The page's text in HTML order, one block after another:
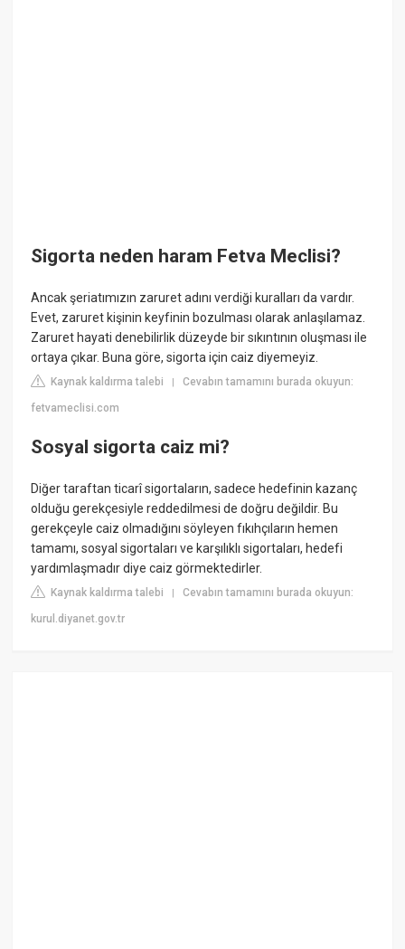
Sigorta neden haram Fetva Meclisi?
Ancak şeriatımızın zaruret adını verdiği kuralları da vardır.
Evet, zaruret kişinin keyfinin bozulması olarak anlaşılamaz.
Zaruret hayati denebilirlik düzeyde bir sıkıntının oluşması ile
ortaya çıkar. Buna göre, sigorta için caiz diyemeyiz.
Kaynak kaldırma talebi |Cevabın tamamını burada okuyun:
fetvameclisi.com
Sosyal sigorta caiz mi?
Diğer taraftan ticarî sigortaların, sadece hedefinin kazanç
olduğu gerekçesiyle reddedilmesi de doğru değildir. Bu
gerekçeyle caiz olmadığını söyleyen fıkıhçıların hemen
tamamı, sosyal sigortaları ve karşılıklı sigortaları, hedefi
yardımlaşmadır diye caiz görmektedirler.
Kaynak kaldırma talebi |Cevabın tamamını burada okuyun:
kurul.diyanet.gov.tr